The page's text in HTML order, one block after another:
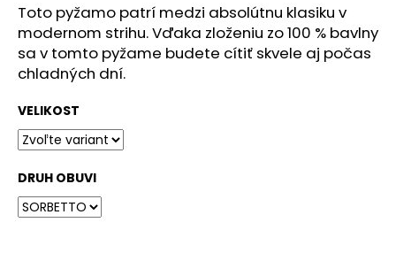
Toto pyžamo patrí medzi absolútnu klasiku v
modernom strihu. Vďaka zloženiu zo 100 % bavlny
sa v tomto pyžame budete cítiť skvele aj počas
chladných dní.
VELIKOST
DRUH OBUVI
HĽADAŤ
O
d
p
r
ú
č